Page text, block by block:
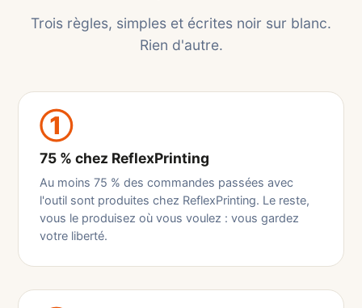
Trois règles, simples et écrites noir sur blanc.
Rien d'autre.
①
75 % chez ReflexPrinting
Au moins 75 % des commandes passées avec
l'outil sont produites chez ReflexPrinting. Le reste,
vous le produisez où vous voulez : vous gardez
votre liberté.